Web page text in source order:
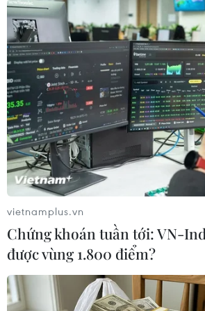
Chiếc áo khoác da biểu
tượng của CEO Nvidia được
đấu giá gần 1 triệu USD
18/07/2026 11:41
Kỷ lục
bay
03/07/
Phát hiện bản in Tuyên
Chàng
vietnamplus.vn
Chứng khoán tuần tới: VN-
được vùng 1.800 điểm?